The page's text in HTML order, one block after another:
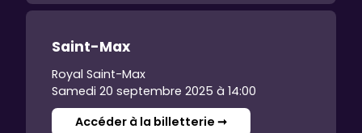
Saint-Max
Royal Saint-Max
Samedi 20 septembre 2025 à 14:00
Accéder à la billetterie ➞